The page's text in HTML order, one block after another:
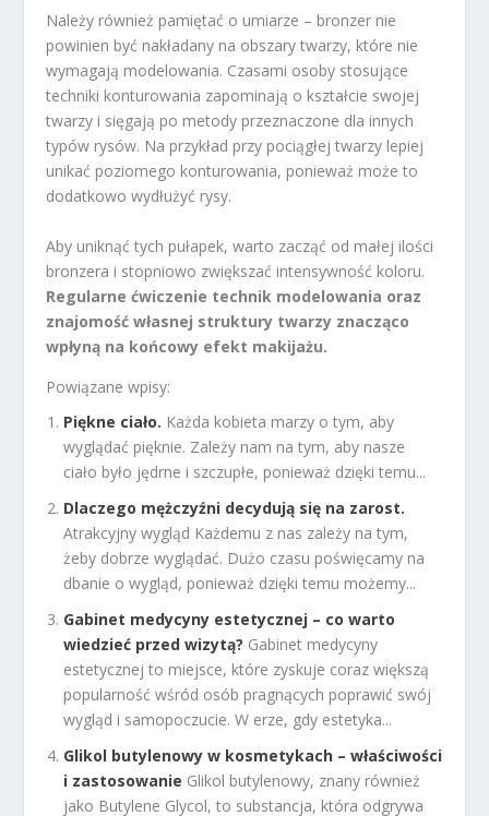
Należy również pamiętać o umiarze – bronzer nie
powinien być nakładany na obszary twarzy, które nie
wymagają modelowania. Czasami osoby stosujące
techniki konturowania zapominają o kształcie swojej
twarzy i sięgają po metody przeznaczone dla innych
typów rysów. Na przykład przy pociągłej twarzy lepiej
unikać poziomego konturowania, ponieważ może to
dodatkowo wydłużyć rysy.
Aby uniknąć tych pułapek, warto zacząć od małej ilości
bronzera i stopniowo zwiększać intensywność koloru.
Regularne ćwiczenie technik modelowania oraz
znajomość własnej struktury twarzy znacząco
wpłyną na końcowy efekt makijażu.
Powiązane wpisy:
Piękne ciało. Każda kobieta marzy o tym, aby
wyglądać pięknie. Zależy nam na tym, aby nasze
ciało było jędrne i szczupłe, ponieważ dzięki temu...
Dlaczego mężczyźni decydują się na zarost.
Atrakcyjny wygląd Każdemu z nas zależy na tym,
żeby dobrze wyglądać. Dużo czasu poświęcamy na
dbanie o wygląd, ponieważ dzięki temu możemy...
Gabinet medycyny estetycznej – co warto
wiedzieć przed wizytą? Gabinet medycyny
estetycznej to miejsce, które zyskuje coraz większą
popularność wśród osób pragnących poprawić swój
wygląd i samopoczucie. W erze, gdy estetyka...
Glikol butylenowy w kosmetykach – właściwości
i zastosowanie Glikol butylenowy, znany również
jako Butylene Glycol, to substancja, która odgrywa